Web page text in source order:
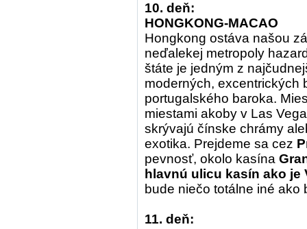
10. deň:
HONGKONG-MACAO
Hongkong ostáva našou
neďalekej metropoly
štáte je jedným z
moderných, excentrických
portugalského baroka.
miestami akoby v Las
skrývajú čínske chrámy
exotika. Prejdeme sa cez
pevnosť, okolo kasína
hlavnú ulicu kasín ako je
bude niečo totálne iné ako
11. deň: